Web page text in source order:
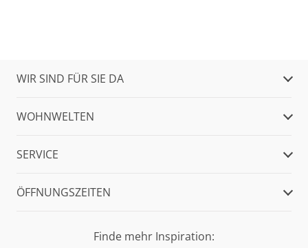
WIR SIND FÜR SIE DA
WOHNWELTEN
SERVICE
ÖFFNUNGSZEITEN
Finde mehr Inspiration: